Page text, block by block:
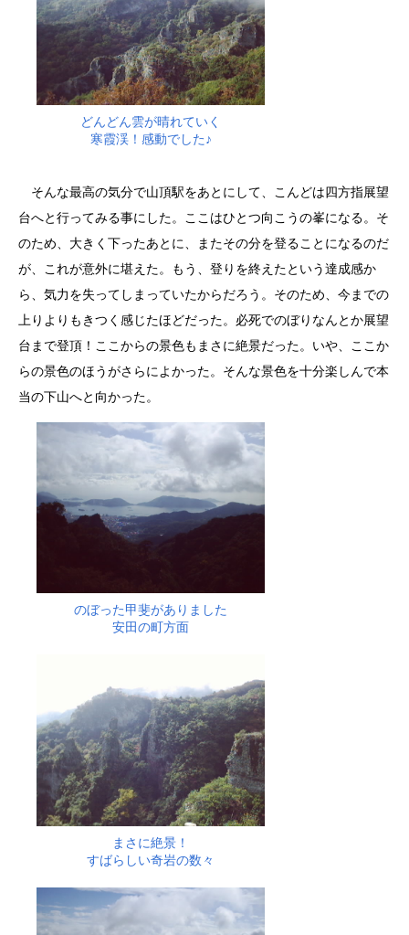
どんどん雲が晴れていく
寒霞渓！感動でした♪
そんな最高の気分で山頂駅をあとにして、こんどは四方指展望
台へと行ってみる事にした。ここはひとつ向こうの峯になる。そ
のため、大きく下ったあとに、またその分を登ることになるのだ
が、これが意外に堪えた。もう、登りを終えたという達成感か
ら、気力を失ってしまっていたからだろう。そのため、今までの
上りよりもきつく感じたほどだった。必死でのぼりなんとか展望
台まで登頂！ここからの景色もまさに絶景だった。いや、ここか
らの景色のほうがさらによかった。そんな景色を十分楽しんで本
当の下山へと向かった。
のぼった甲斐がありました
安田の町方面
まさに絶景！
すばらしい奇岩の数々